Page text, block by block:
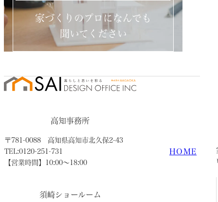
家づくりのプロになんでも
聞いてください
高知事務所
〒781-0088 高知県高知市北久保2-43
TEL:0120-251-731
【営業時間】10:00〜18:00
須崎ショールーム
HOME